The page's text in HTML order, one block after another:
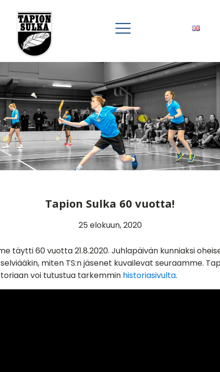
Tapion Sulka 60 vuotta!
25 elokuun, 2020
täytti 60 vuotta 21.8.2020. Juhlapäivän kunniaksi
miten TS:n jäsenet kuvailevat seuraamme.
voi tutustua tarkemmin historiasivulta.